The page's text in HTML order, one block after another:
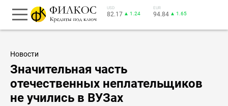
USD
82.17 ▲ 1.24
EUR
94.84 ▲ 1.65
Новости
Значительная часть
отечественных неплательщиков
не учились в ВУЗах